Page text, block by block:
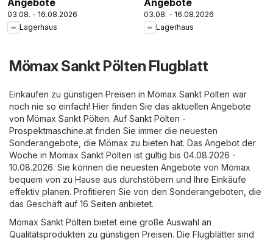
03.08. - 16.08.2026
Lagerhaus
03.08. - 16.08.2026
Lagerhaus
Mömax Sankt Pölten Flugblatt
Einkaufen zu günstigen Preisen in Mömax Sankt Pölten war
noch nie so einfach! Hier finden Sie das aktuellen Angebote
von Mömax Sankt Pölten. Auf Sankt Pölten -
Prospektmaschine.at finden Sie immer die neuesten
Sonderangebote, die Mömax zu bieten hat. Das Angebot der
Woche in Mömax Sankt Pölten ist gültig bis 04.08.2026 -
10.08.2026. Sie können die neuesten Angebote von Mömax
bequem von zu Hause aus durchstöbern und Ihre Einkäufe
effektiv planen. Profitieren Sie von den Sonderangeboten, die
das Geschäft auf 16 Seiten anbietet.
Mömax Sankt Pölten bietet eine große Auswahl an
Qualitätsprodukten zu günstigen Preisen. Die Flugblätter sind